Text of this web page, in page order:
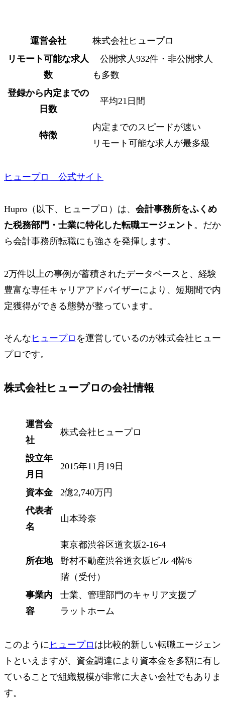
運営会社
株式会社ヒュープロ
リモート可能な求人
数
公開求人932件・非公開求人
も多数
登録から内定までの
日数
平均21日間
特徴
内定までのスピードが速い
リモート可能な求人が最多級
ヒュープロ 公式サイト
Hupro（以下、ヒュープロ）は、 会計事務所をふくめ
た税務部門・士業に特化した転職エージェント 。だか
ら会計事務所転職にも強さを発揮します。
2万件以上の事例が蓄積されたデータベースと、経験
豊富な専任キャリアアドバイザーにより、短期間で内
定獲得ができる態勢が整っています。
そんな ヒュープロ を運営しているのが株式会社ヒュー
プロ です。
株式会社ヒュープロの会社情報
運営会
社
株式会社ヒュープロ
設立年
月日
2015年11月19日
資本金
2億2,740万円
代表者
名
山本玲奈
所在地
東京都渋谷区道玄坂2-16-4
野村不動産渋谷道玄坂ビル 4階/6
階（受付）
事業内
容
士業、管理部門のキャリア支援プ
ラットホーム
このように ヒュープロ は比較的新しい転職エージェン
トといえますが、資金調達により資本金を多額に有し
ていることで組織規模が非常に大きい会社でもありま
す。